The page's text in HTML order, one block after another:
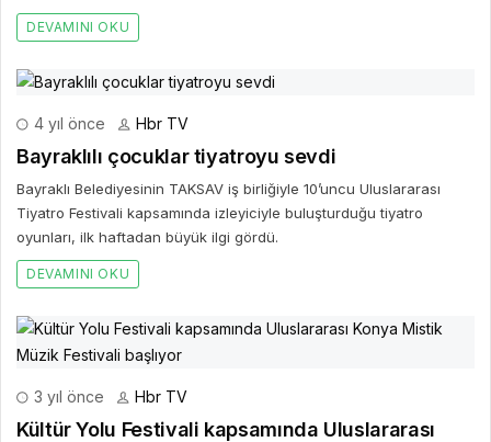
DEVAMINI OKU
4 yıl önce Hbr TV
Bayraklılı çocuklar tiyatroyu sevdi
Bayraklı Belediyesinin TAKSAV iş birliğiyle 10’uncu Uluslararası
Tiyatro Festivali kapsamında izleyiciyle buluşturduğu tiyatro
oyunları, ilk haftadan büyük ilgi gördü.
DEVAMINI OKU
3 yıl önce Hbr TV
Kültür Yolu Festivali kapsamında Uluslararası